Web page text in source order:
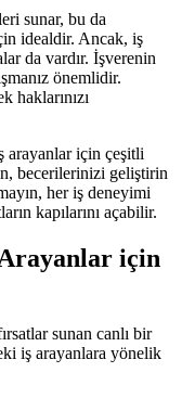
sunar, bu da
idealdir. Ancak, iş
da vardır. İşverenin
önemlidir.
haklarınızı
arayanlar için çeşitli
becerilerinizi geliştirin
her iş deneyimi
kapılarını açabilir.
için
sunan canlı bir
iş arayanlara yönelik